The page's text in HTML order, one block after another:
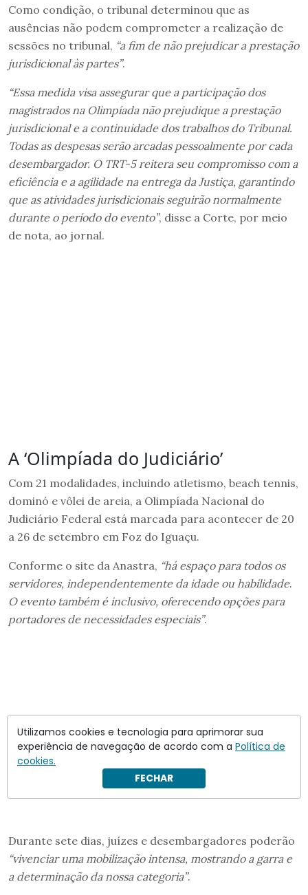
Como condição, o tribunal determinou que as
ausências não podem comprometer a realização de
sessões no tribunal, “a fim de não prejudicar a prestação
jurisdicional às partes”.
“Essa medida visa assegurar que a participação dos
magistrados na Olimpíada não prejudique a prestação
jurisdicional e a continuidade dos trabalhos do Tribunal.
Todas as despesas serão arcadas pessoalmente por cada
desembargador. O TRT-5 reitera seu compromisso com a
eficiência e a agilidade na entrega da Justiça, garantindo
que as atividades jurisdicionais seguirão normalmente
durante o período do evento”, disse a Corte, por meio
de nota, ao jornal.
A ‘Olimpíada do Judiciário’
Com 21 modalidades, incluindo atletismo, beach tennis,
dominó e vôlei de areia, a Olimpíada Nacional do
Judiciário Federal está marcada para acontecer de 20
a 26 de setembro em Foz do Iguaçu.
Conforme o site da Anastra, “há espaço para todos os
servidores, independentemente da idade ou habilidade.
O evento também é inclusivo, oferecendo opções para
portadores de necessidades especiais”.
Durante sete dias, juízes e desembargadores poderão
“vivenciar uma mobilização intensa, mostrando a garra e
a determinação da nossa categoria”.
Utilizamos cookies e tecnologia para aprimorar sua
experiência de navegação de acordo com a Política de
cookies.
FECHAR